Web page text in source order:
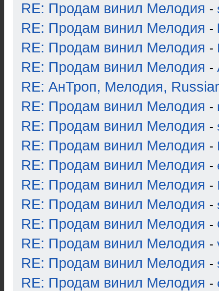
RE: Продам винил Мелодия -
RE: Продам винил Мелодия -
RE: Продам винил Мелодия -
RE: Продам винил Мелодия -
RE: АнТроп, Мелодия,
RE: Продам винил Мелодия -
RE: Продам винил Мелодия -
RE: Продам винил Мелодия -
RE: Продам винил Мелодия -
RE: Продам винил Мелодия -
RE: Продам винил Мелодия -
RE: Продам винил Мелодия -
RE: Продам винил Мелодия -
RE: Продам винил Мелодия -
RE: Продам винил Мелодия -